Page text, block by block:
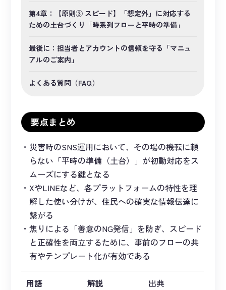
第4章：【原則③ スピード】「想定外」に対応する
ための土台づくり「時系列フローと平時の準備」
最後に：担当者とアカウントの信頼を守る「マニュ
アルのご案内」
よくある質問（FAQ）
要点まとめ
災害時のSNS運用において、その場の機転に頼
らない「平時の準備（土台）」が初動対応をス
ムーズにする鍵となる
XやLINEなど、各プラットフォームの特性を理
解した使い分けが、住民への確実な情報伝達に
繋がる
焦りによる「善意のNG発信」を防ぎ、スピード
と正確性を両立するために、事前のフローの共
有やテンプレート化が有効である
用語 解説 出典